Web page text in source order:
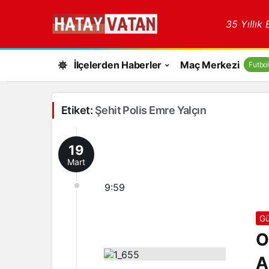
35 Yıllık
İlçelerden Haberler Maç Merkezi Futbol
Etiket: Şehit Polis Emre Yalçın
19
Mart
9:59